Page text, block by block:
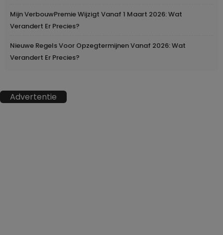
Mijn VerbouwPremie Wijzigt Vanaf 1 Maart 2026: Wat
Verandert Er Precies?
Nieuwe Regels Voor Opzegtermijnen Vanaf 2026: Wat
Verandert Er Precies?
Advertentie